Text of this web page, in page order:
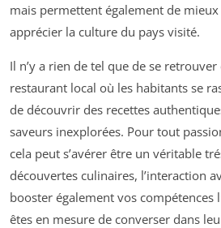
mais permettent également de
apprécier la culture du pays visité.
Il n’y a rien de tel que de se
restaurant local où les habitants se
de découvrir des recettes
saveurs inexplorées. Pour tout
cela peut s’avérer être un véritable
découvertes culinaires, l’interaction
booster également vos compétences
êtes en mesure de converser dans